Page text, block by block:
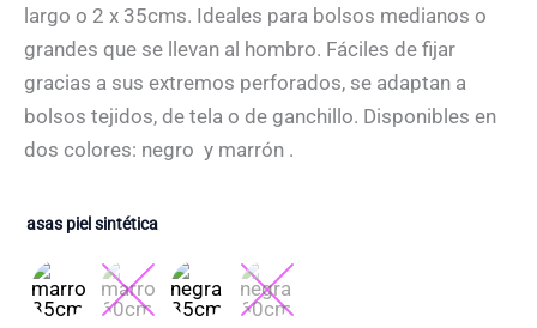
8,45 €
hasta
9,95 €
largo o 2 x 35cms. Ideales para bolsos medianos o
grandes que se llevan al hombro. Fáciles de fijar
gracias a sus extremos perforados, se adaptan a
bolsos tejidos, de tela o de ganchillo. Disponibles en
dos colores: negro y marrón .
asas piel sintética